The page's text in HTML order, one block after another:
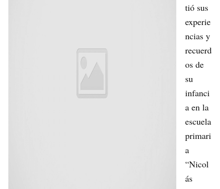
tió sus
experie
ncias y
recuerd
os de
su
infanci
a en la
escuela
primari
a
“Nicol
ás